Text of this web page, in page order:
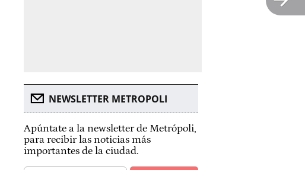
NEWSLETTER METROPOLI
Apúntate a la newsletter de Metrópoli,
para recibir las noticias más
importantes de la ciudad.